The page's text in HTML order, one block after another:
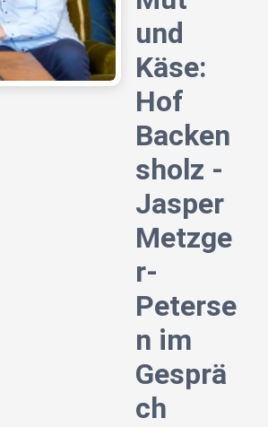
und
Käse:
Hof
Backen
sholz -
Jasper
Metzge
r-
Peterse
n im
Gesprä
ch